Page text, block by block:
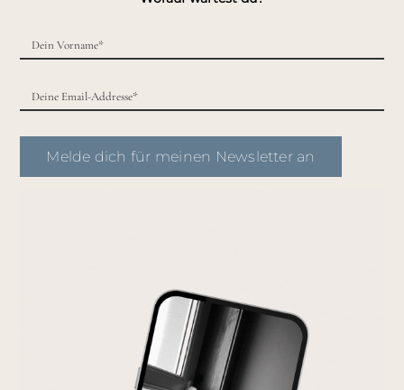
Melde dich für meinen Newsletter an